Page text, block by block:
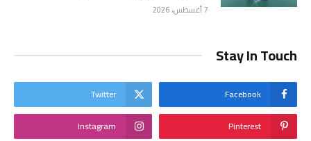
7 أغسطس، 2026
Stay In Touch
Facebook
Twitter
Pinterest
Instagram